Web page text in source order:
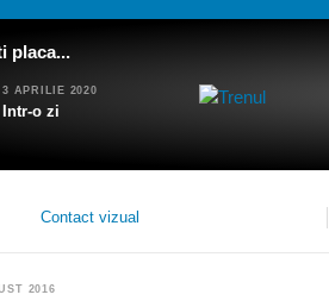
placa...
3 APRILIE 2020
Intr-o zi
Contact vizual
2016